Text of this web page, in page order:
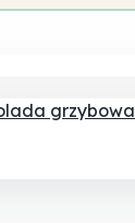
grzybowa